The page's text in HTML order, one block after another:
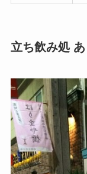
立ち飲み処